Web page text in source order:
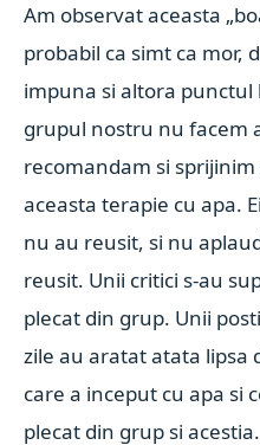
Am observat aceasta
probabil ca simt ca mor,
impuna si altora punctul
grupul nostru nu facem
recomandam si
aceasta terapie cu apa.
nu au reusit, si nu
reusit. Unii critici s-au
plecat din grup. Unii
zile au aratat atata lipsa
care a inceput cu apa si
plecat din grup si